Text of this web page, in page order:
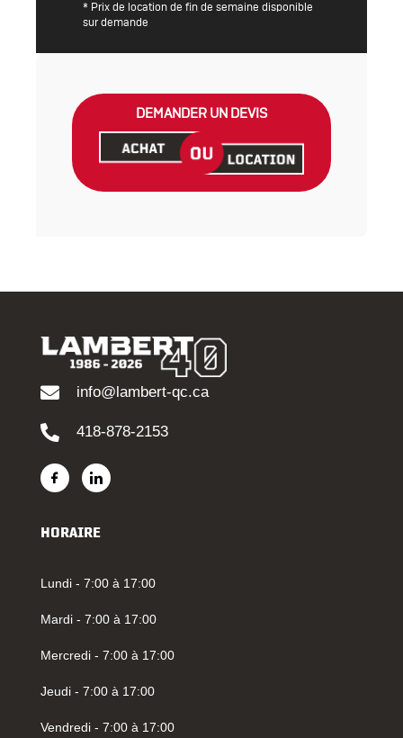
* Prix de location de fin de semaine disponible
sur demande
DEMANDER UN DEVIS
info@lambert-qc.ca
418-878-2153
HORAIRE
Lundi - 7:00 à 17:00
Mardi - 7:00 à 17:00
Mercredi - 7:00 à 17:00
Jeudi - 7:00 à 17:00
Vendredi - 7:00 à 17:00